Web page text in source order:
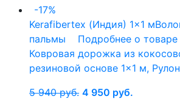
-17%
Kerafibertex (Индия) 1x1 м
пальмы
Подробнее о товаре
Ковровая дорожка из
резиновой основе 1×1 м,
5 940руб. 4 950 руб.